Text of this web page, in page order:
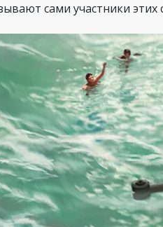
сами участники этих